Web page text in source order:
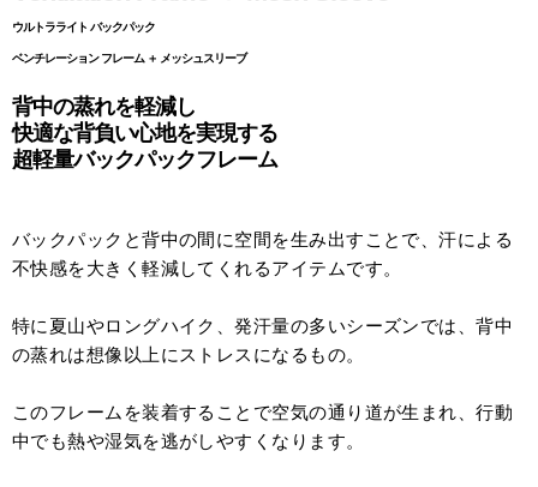
ウルトラライト バックパック
ベンチレーション フレーム ＋ メッシュスリーブ
背中の蒸れを軽減し
快適な背負い心地を実現する
超軽量バックパックフレーム
バックパックと背中の間に空間を生み出すことで、汗による
不快感を大きく軽減してくれるアイテムです。
特に夏山やロングハイク、発汗量の多いシーズンでは、背中
の蒸れは想像以上にストレスになるもの。
このフレームを装着することで空気の通り道が生まれ、行動
中でも熱や湿気を逃がしやすくなります。